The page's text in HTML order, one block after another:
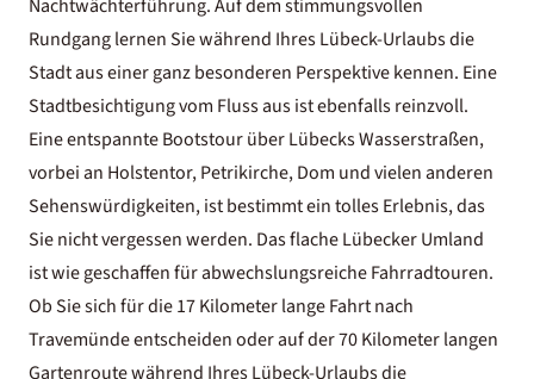
Nachtwächterführung. Auf dem stimmungsvollen
Rundgang lernen Sie während Ihres Lübeck-Urlaubs die
Stadt aus einer ganz besonderen Perspektive kennen. Eine
Stadtbesichtigung vom Fluss aus ist ebenfalls reinzvoll.
Eine entspannte Bootstour über Lübecks Wasserstraßen,
vorbei an Holstentor, Petrikirche, Dom und vielen anderen
Sehenswürdigkeiten, ist bestimmt ein tolles Erlebnis, das
Sie nicht vergessen werden. Das flache Lübecker Umland
ist wie geschaffen für abwechslungsreiche Fahrradtouren.
Ob Sie sich für die 17 Kilometer lange Fahrt nach
Travemünde entscheiden oder auf der 70 Kilometer langen
Gartenroute während Ihres Lübeck-Urlaubs die